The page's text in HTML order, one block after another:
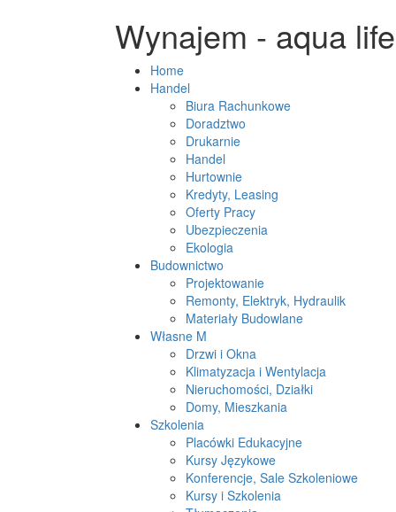
Wynajem - aqua life
Home
Handel
Biura Rachunkowe
Doradztwo
Drukarnie
Handel
Hurtownie
Kredyty, Leasing
Oferty Pracy
Ubezpieczenia
Ekologia
Budownictwo
Projektowanie
Remonty, Elektryk, Hydraulik
Materiały Budowlane
Własne M
Drzwi i Okna
Klimatyzacja i Wentylacja
Nieruchomości, Działki
Domy, Mieszkania
Szkolenia
Placówki Edukacyjne
Kursy Językowe
Konferencje, Sale Szkoleniowe
Kursy i Szkolenia